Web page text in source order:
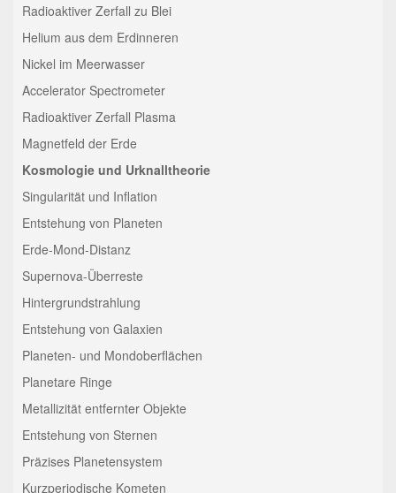
Radioaktiver Zerfall zu Blei
Helium aus dem Erdinneren
Nickel im Meerwasser
Accelerator Spectrometer
Radioaktiver Zerfall Plasma
Magnetfeld der Erde
Kosmologie und Urknalltheorie
Singularität und Inflation
Entstehung von Planeten
Erde-Mond-Distanz
Supernova-Überreste
Hintergrundstrahlung
Entstehung von Galaxien
Planeten- und Mondoberflächen
Planetare Ringe
Metallizität entfernter Objekte
Entstehung von Sternen
Präzises Planetensystem
Kurzperiodische Kometen